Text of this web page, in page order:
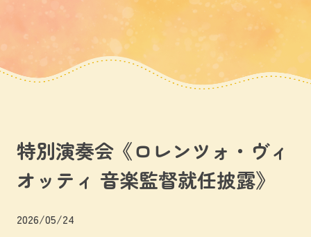
特別演奏会《ロレンツォ・ヴィ
オッティ 音楽監督就任披露》
2026/05/24